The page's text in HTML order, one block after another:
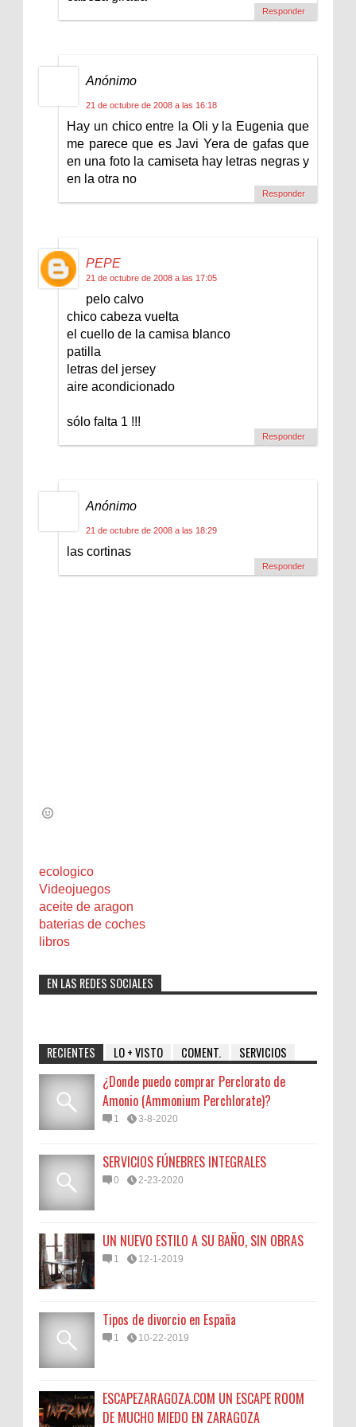
Responder
Anónimo
21 de octubre de 2008 a las 16:18
Hay un chico entre la Oli y la Eugenia que
me parece que es Javi Yera de gafas que
en una foto la camiseta hay letras negras y
en la otra no
Responder
PEPE
21 de octubre de 2008 a las 17:05
pelo calvo
chico cabeza vuelta
el cuello de la camisa blanco
patilla
letras del jersey
aire acondicionado
sólo falta 1 !!!
Responder
Anónimo
21 de octubre de 2008 a las 18:29
las cortinas
Responder
ecologico
Videojuegos
aceite de aragon
baterias de coches
libros
EN LAS REDES SOCIALES
RECIENTES LO + VISTO COMENT. SERVICIOS
¿Donde puedo comprar Perclorato de
Amonio (Ammonium Perchlorate)?
1 3-8-2020
SERVICIOS FÚNEBRES INTEGRALES
0 2-23-2020
UN NUEVO ESTILO A SU BAÑO, SIN OBRAS
1 12-1-2019
Tipos de divorcio en España
1 10-22-2019
ESCAPEZARAGOZA.COM UN ESCAPE ROOM
DE MUCHO MIEDO EN ZARAGOZA